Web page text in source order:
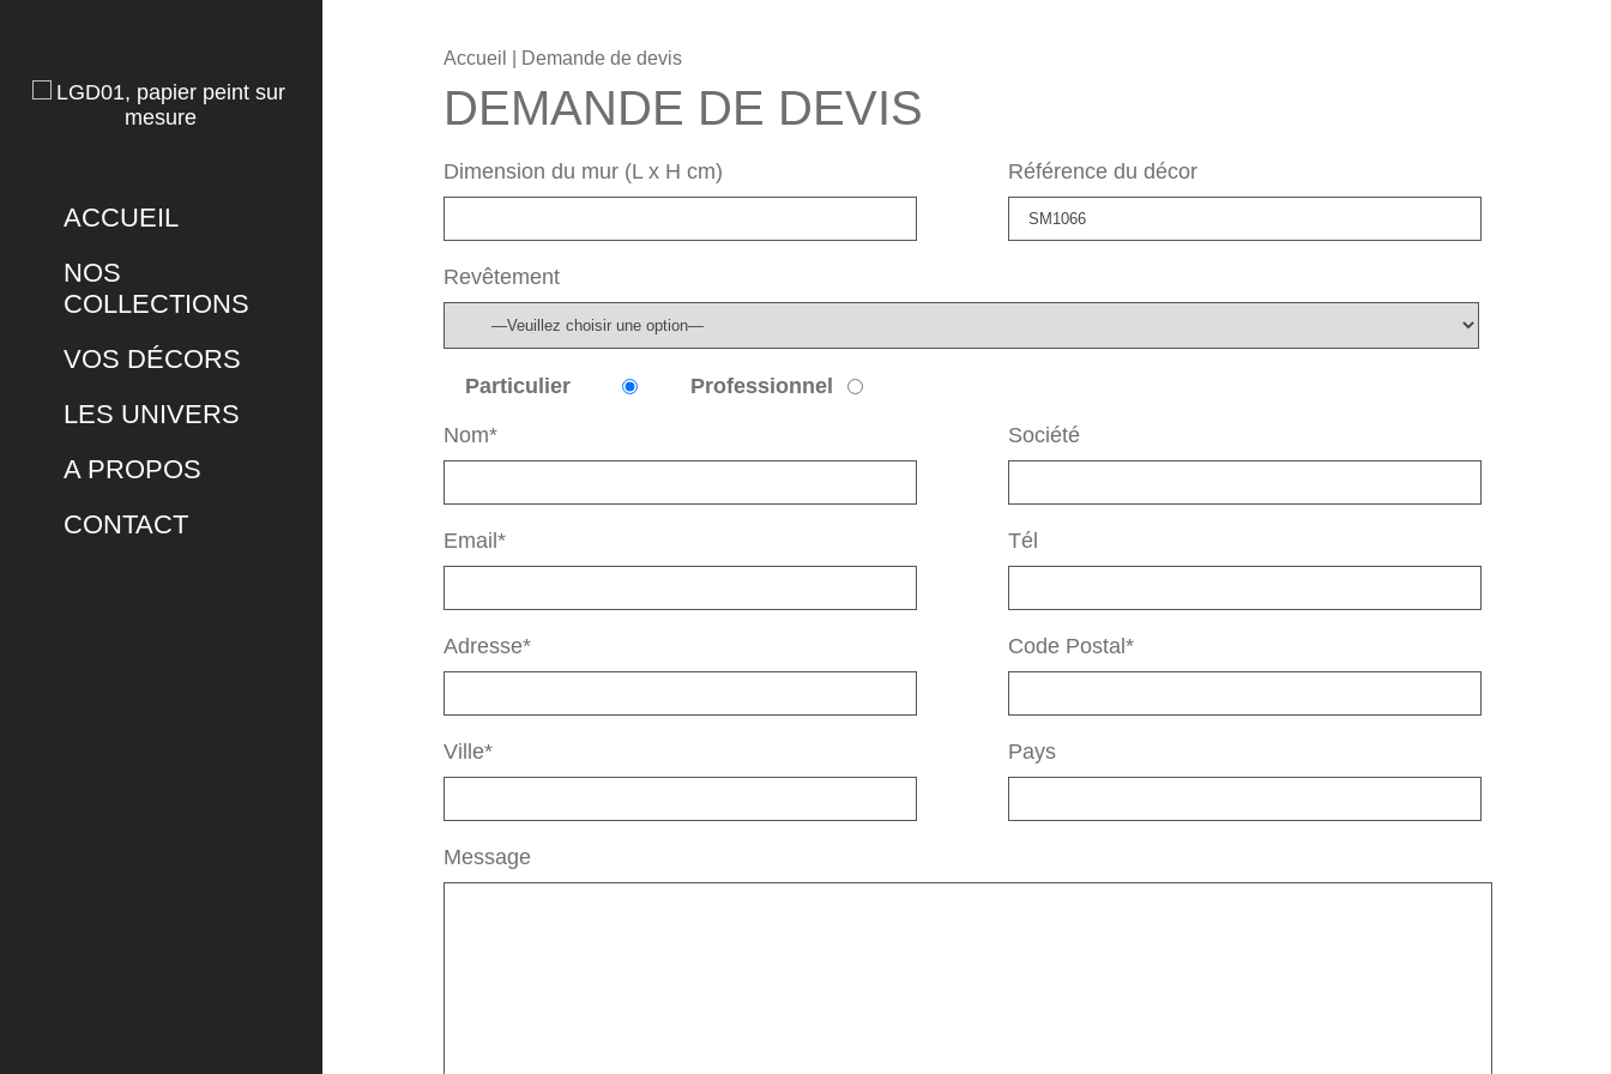
ACCUEIL
NOS
COLLECTIONS
VOS DÉCORS
LES UNIVERS
A PROPOS
CONTACT
Accueil | Demande de devis
DEMANDE DE DEVIS
Dimension du mur (L x H cm) Référence du décor
Revêtement
Particulier Professionnel
Nom* Société
Email* Tél
Adresse* Code Postal*
Ville* Pays
Message